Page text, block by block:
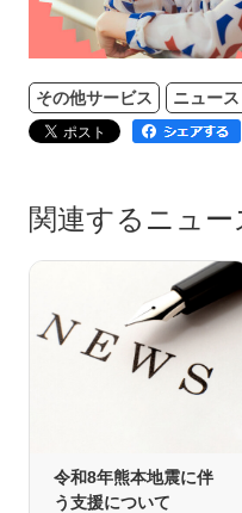
その他サービス ニュー
関連するニュー
令和8年熊本地震に伴
う支援について